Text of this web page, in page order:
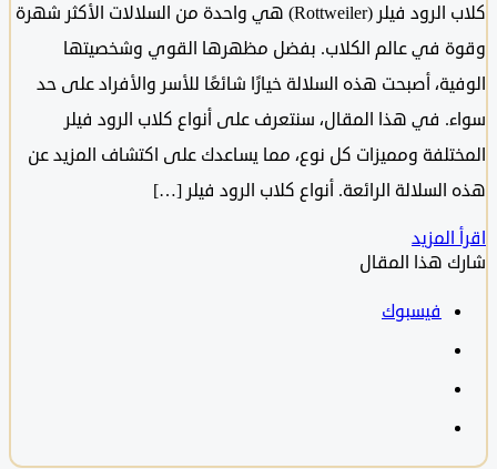
كلاب الرود فيلر (Rottweiler) هي واحدة من السلالات الأكثر شهرة
في عالم الكلاب. بفضل مظهرها القوي وشخصيتها
أصبحت هذه السلالة خيارًا شائعًا للأسر والأفراد على حد
في هذا المقال، سنتعرف على أنواع كلاب الرود فيلر
ومميزات كل نوع، مما يساعدك على اكتشاف المزيد عن
الرائعة. أنواع كلاب الرود فيلر […]
هذا المقال
فيسبوك